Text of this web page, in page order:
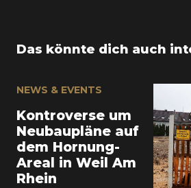
Das könnte dich auch
NEWS & EVENTS
Kontroverse um
Neubaupläne auf
dem Hornung-
Areal in Weil Am
Rhein